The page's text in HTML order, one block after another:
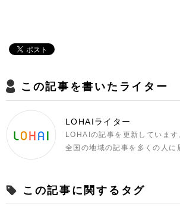
この記事を書いたライター
LOHAIライター
LOHAIの記事を更新しています
全国の地域の記事を多くの人に
この記事に関するタグ